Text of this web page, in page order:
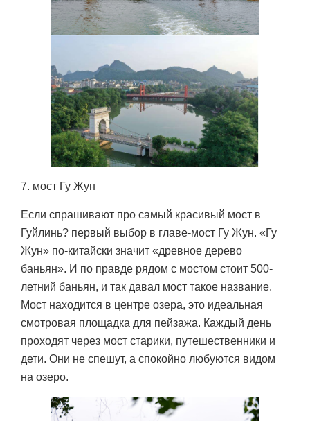
7. мост Гу Жун
Если спрашивают про самый красивый мост в
Гуйлинь? первый выбор в главе-мост Гу Жун. «Гу
Жун» по-китайски значит «древное дерево
баньян». И по правде рядом с мостом стоит 500-
летний баньян, и так давал мост такое название.
Мост находится в центре озера, это идеальная
смотровая площадка для пейзажа. Каждый день
проходят через мост старики, путешественники и
дети. Они не спешут, а спокойно любуются видом
на озеро.